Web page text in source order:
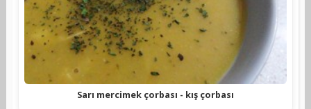
Sarı mercimek çorbası - kış çorbası